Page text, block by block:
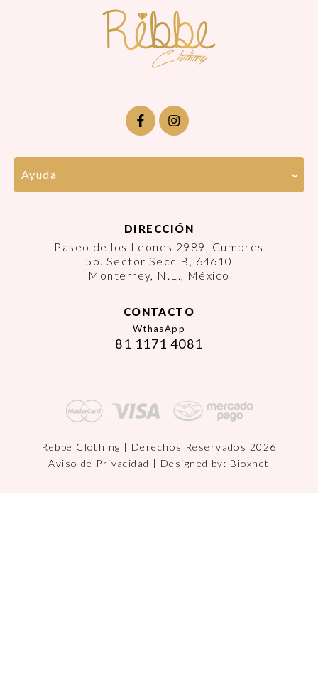
Ayuda
DIRECCIÓN
Paseo de los Leones 2989, Cumbres
5o. Sector Secc B, 64610
Monterrey, N.L., México
CONTACTO
WthasApp
81 1171 4081
Rebbe Clothing | Derechos Reservados 2026
Aviso de Privacidad | Designed by: Bioxnet